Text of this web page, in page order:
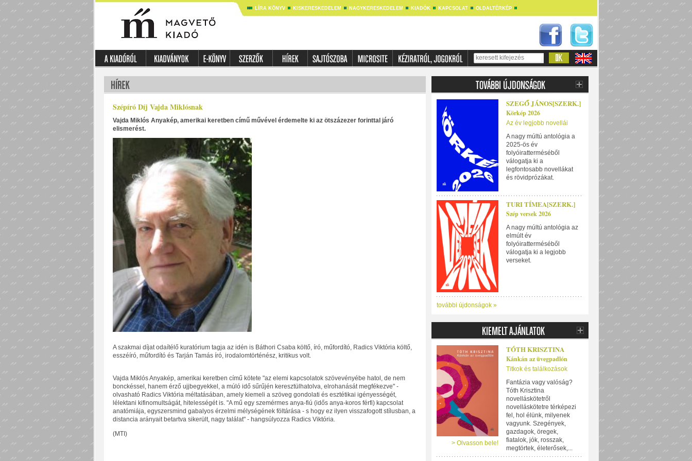
LÍRA KÖNYV KISKERESKEDELEM NAGYKERESKEDELEM KIADÓK KAPCSOLAT OLDALTÉRKÉP
Szépíró Díj Vajda Miklósnak
Vajda Miklós Anyakép, amerikai keretben című művével érdemelte ki az ötszázezer forinttal járó
elismerést.
A szakmai díjat odaítélő kuratórium tagja az idén is Báthori Csaba költő, író, műfordító, Radics Viktória költő,
esszéíró, műfordító és Tarján Tamás író, irodalomtörténész, kritikus volt.
Vajda Miklós Anyakép, amerikai keretben című kötete "az elemi kapcsolatok szövevényébe hatol, de nem
bonckéssel, hanem érző ujjbegyekkel, a múló idő sűrűjén keresztülhatolva, elrohanását megfékezve" -
olvasható Radics Viktória méltatásában, amely kiemeli a szöveg gondolati és esztétikai igényességét,
lélektani kifinomultságát, hitelességét is. "A mű egy szemérmes anya-fiú (idős anya-koros férfi) kapcsolat
anatómiája, egyszersmind gabalyos érzelmi mélységének föltárása - s hogy ez ilyen visszafogott stílusban, a
distancia arányait betartva sikerült, nagy találat" - hangsúlyozza Radics Viktória.
(MTI)
SZEGŐ JÁNOS[SZERK.]
Körkép 2026
Az év legjobb novellái
A nagy múltú antológia a
2025-ös év
folyóiratterméséből
válogatja ki a
legfontosabb novellákat
és rövidprózákat.
TURI TÍMEA[SZERK.]
Szép versek 2026
A nagy múltú antológia az
elmúlt év
folyóiratterméséből
válogatja ki a legjobb
verseket.
további újdonságok »
> Olvasson bele!
TÓTH KRISZTINA
Kánkán az üvegpadlón
Titkok és találkozások
Fantázia vagy valóság?
Tóth Krisztina
novelláskötetről
novelláskötetre térképezi
fel, hol élünk, milyenek
vagyunk. Szegények,
gazdagok, öregek,
fiatalok, jók, rosszak,
megtörtek, életerősek,...